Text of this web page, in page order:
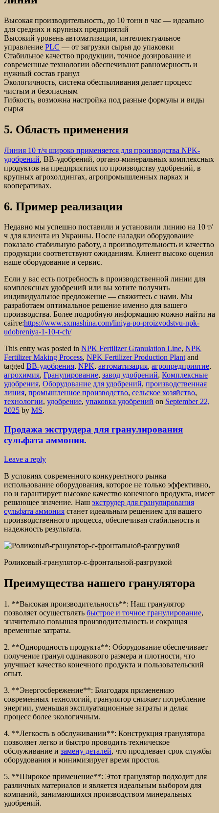
Высокая производительность, до 10 тонн в час — идеально
для средних и крупных предприятий
Высокий уровень автоматизации, интеллектуальное
управление PLC — от загрузки сырья до упаковки
Стабильное качество продукции, точное дозирование и
современные технологии обеспечивают равномерность и
нужный состав гранул
Экологичность, система обеспыливания делает процесс
чистым и безопасным
Гибкость, возможна настройка под разные формулы и виды
сырья
5. Область применения
Линия 10 т/ч широко применяется для производства NPK-
удобрений, BB-удобрений, органо-минеральных комплексных
продуктов на предприятиях по производству удобрений, в
крупных агрохолдингах, агропромышленных парках и
кооперативах.
6. Пример реализации
Недавно мы успешно поставили и установили линию на 10 т/
ч для клиента из Украины. После наладки оборудование
показало стабильную работу, а производительность и качество
продукции соответствуют ожиданиям. Клиент высоко оценил
наше оборудование и сервис.
Если у вас есть потребность в производственной линии для
комплексных удобрений или вы хотите получить
индивидуальное предложение — свяжитесь с нами. Мы
разработаем оптимальное решение именно для вашего
производства. Более подробную информацию можно найти на
сайте:https://www.sxmashina.com/liniya-po-proizvodstvu-npk-
udobreniya-1-10-t-ch/
This entry was posted in NPK Fertilizer Granulation Line, NPK
Fertilizer Making Process, NPK Fertilizer Production Plantand
tagged BB-удобрения, NPK, автоматизация, агропредприятие,
агрохимия, Гранулирование, завод удобрений, Комплексные
удобрения, Оборудование для удобрений, производственная
линия, промышленное производство, сельское хозяйство,
технологии, удобрение, упаковка удобрений on September 22,
2025 by MS.
Продажа экструдера для гранулирования
сульфата аммония.
Leave a reply
В условиях современного конкурентного рынка
использование оборудования, которое не только эффективно,
но и гарантирует высокое качество конечного продукта, имеет
решающее значение. Наш экструдер для гранулирования
сульфата аммония станет идеальным решением для вашего
производственного процесса, обеспечивая стабильность и
надежность результата.
Роликовый-гранулятор-с-фронтальной-разгрузкой
Преимущества нашего гранулятора
1. **Высокая производительность**: Наш гранулятор
позволяет осуществлять быстрое и точное гранулирование,
значительно повышая производительность и сокращая
временные затраты.
2. **Однородность продукта**: Оборудование обеспечивает
получение гранул одинакового размера и плотности, что
улучшает качество конечного продукта и пользовательский
опыт.
3. **Энергосбережение**: Благодаря применению
современных технологий, гранулятор снижает потребление
энергии, уменьшая эксплуатационные затраты и делая
процесс более экологичным.
4. **Легкость в обслуживании**: Конструкция гранулятора
позволяет легко и быстро проводить техническое
обслуживание и замену деталей, что продлевает срок службы
оборудования и минимизирует время простоя.
5. **Широкое применение**: Этот гранулятор подходит для
различных материалов и является идеальным выбором для
компаний, занимающихся производством минеральных
удобрений.